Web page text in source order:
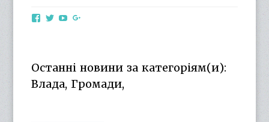
ViewViewView
YouTube
Останні новини за категоріям(и):
Влада, Громади,